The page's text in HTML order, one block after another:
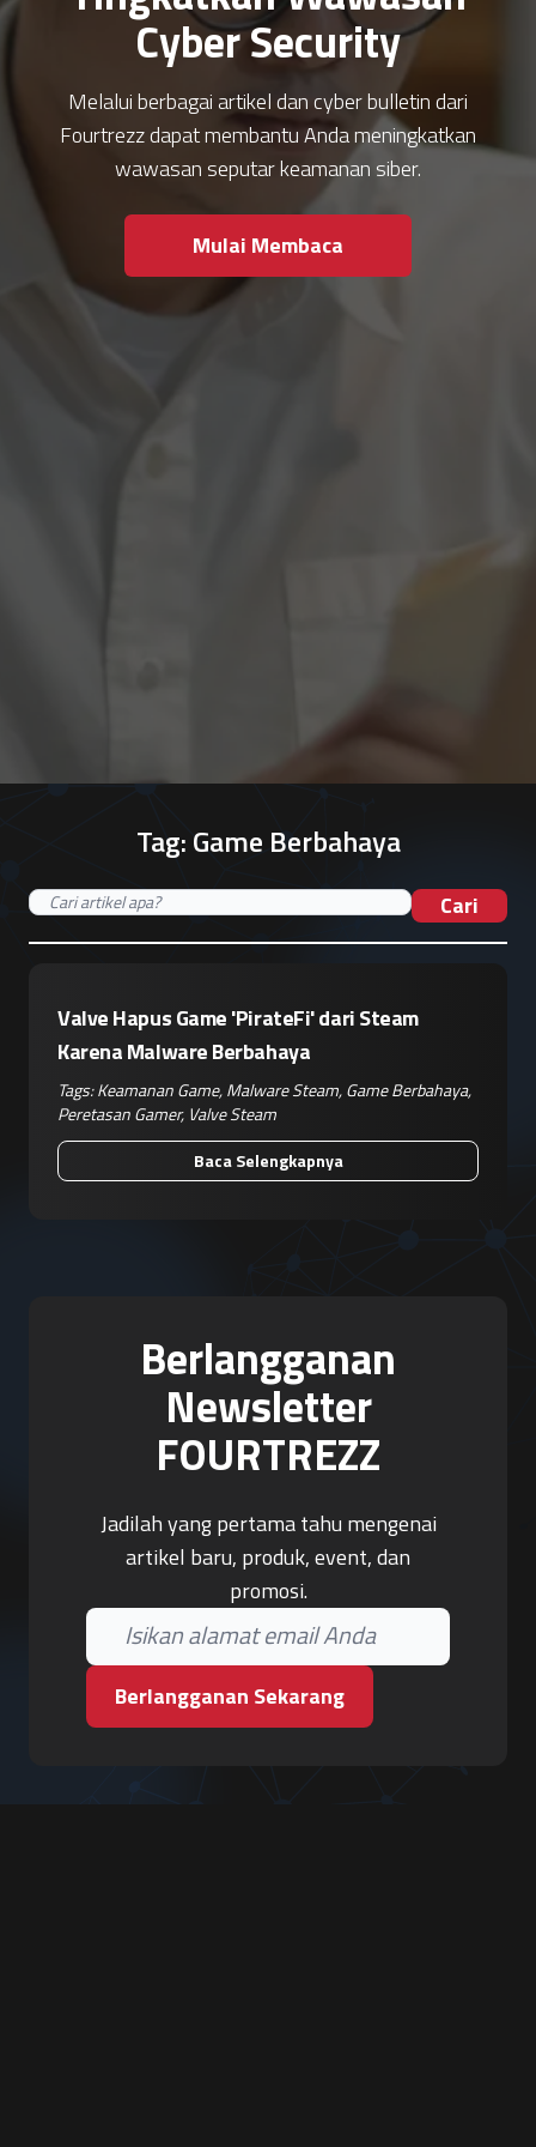
Cyber Security
Melalui berbagai artikel dan cyber bulletin dari
Fourtrezz dapat membantu Anda meningkatkan
wawasan seputar keamanan siber.
Mulai Membaca
Tag:Game Berbahaya
Cari
Valve Hapus Game 'PirateFi' dari Steam
Karena Malware Berbahaya
Tags:Keamanan Game,Malware Steam,Game Berbahaya,
Peretasan Gamer, Valve Steam
Baca Selengkapnya
Berlangganan
Newsletter
FOURTREZZ
Jadilah yang pertama tahu mengenai
artikel baru, produk, event, dan
promosi.
Berlangganan Sekarang